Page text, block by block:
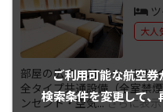
ご利用可能な航空券
検索条件を変更して、
大人
部屋の広さ：21㎡ベッド
全タイプ共通設備（全室禁
ンセント・空気...さらに表示